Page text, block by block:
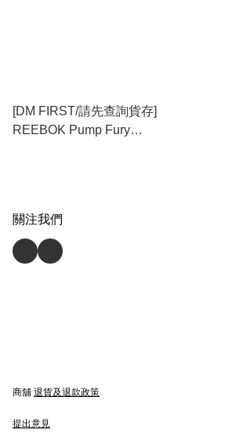
[DM FIRST/請先查詢貨存]
REEBOK Pump Fury
關注我們
商舖 退貨及退款政策
提出意見